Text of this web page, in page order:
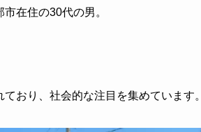
在住の30代の男。
おり、社会的な注目を集めています。